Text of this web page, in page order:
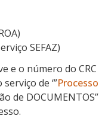
SEFAZ)
e o número do CRC
de ‘”Processo
de DOCUMENTOS”